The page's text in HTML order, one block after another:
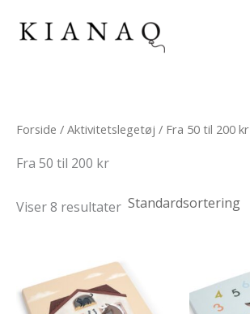
Forside / Aktivitetslegetøj / Fra 50 til 200 kr
Fra 50 til 200 kr
Viser 8 resultater